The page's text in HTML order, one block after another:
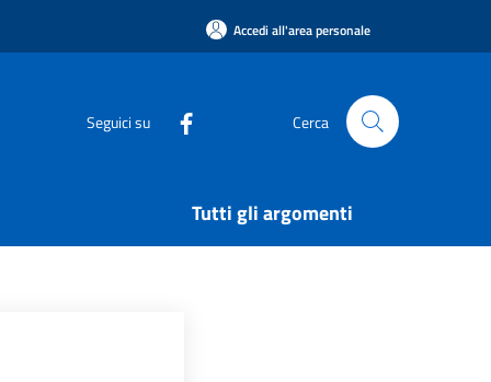
Accedi all'area personale
Seguici su Cerca
Tutti gli argomenti